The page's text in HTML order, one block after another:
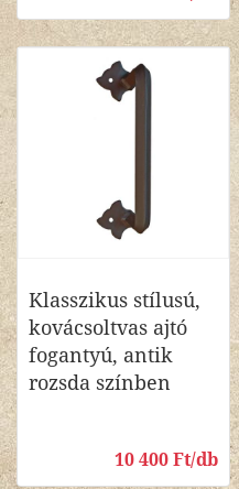
Klasszikus stílusú,
kovácsoltvas ajtó
fogantyú, antik
rozsda színben
10 400 Ft/db